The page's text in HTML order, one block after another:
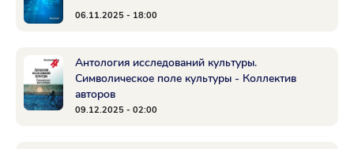
06.11.2025 - 18:00
Антология исследований культуры.
Символическое поле культуры - Коллектив
авторов
09.12.2025 - 02:00